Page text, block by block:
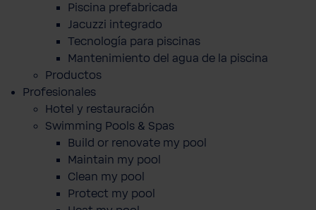
Piscina prefabricada
Jacuzzi integrado
Tecnología para piscinas
Mantenimiento del agua de la piscina
Productos
Profesionales
Hotel y restauración
Swimming Pools & Spas
Build or renovate my pool
Maintain my pool
Clean my pool
Protect my pool